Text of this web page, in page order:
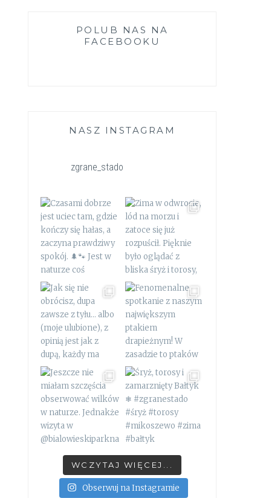
POLUB NAS NA
FACEBOOKU
NASZ INSTAGRAM
zgrane_stado
WCZYTAJ WIĘCEJ...
Obserwuj na Instagramie